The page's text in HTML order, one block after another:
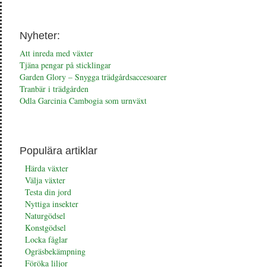
Nyheter:
Att inreda med växter
Tjäna pengar på sticklingar
Garden Glory – Snygga trädgårdsaccesoarer
Tranbär i trädgården
Odla Garcinia Cambogia som urnväxt
Populära artiklar
Härda växter
Välja växter
Testa din jord
Nyttiga insekter
Naturgödsel
Konstgödsel
Locka fåglar
Ogräsbekämpning
Föröka liljor